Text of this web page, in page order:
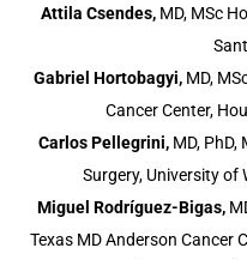
Attila Csendes,MD, MSc
Gabriel Hortobagyi,MD,
Cancer Center,
Carlos Pellegrini, MD,
Surgery, University of
Miguel Rodríguez-Bigas,
Texas MD Anderson Cancer